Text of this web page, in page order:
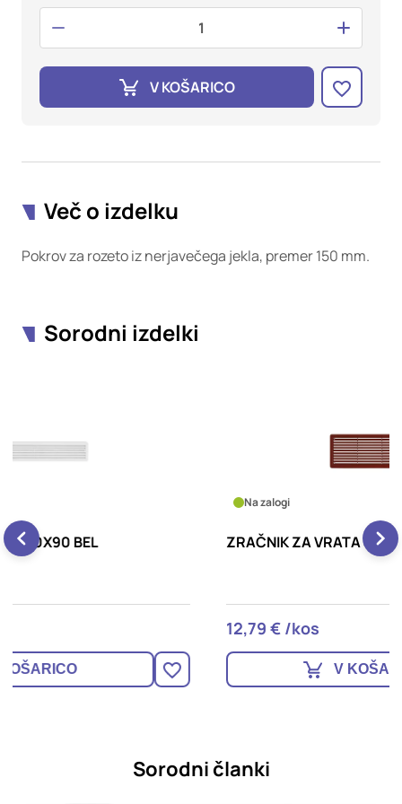
V KOŠARICO
Več o izdelku
Pokrov za rozeto iz nerjavečega jekla, premer 150 mm.
Sorodni izdelki
ZRAČNIK ZA VRATA 400X130 RJAV
V KOŠARICO
Sorodni članki
vaših interesov, ki ga nato uporabijo za prikazovanje ustreznih
zavrnete uporabo teh piškotkov, ne boste deležni našega
ciljnega spletnega oglaševanja.